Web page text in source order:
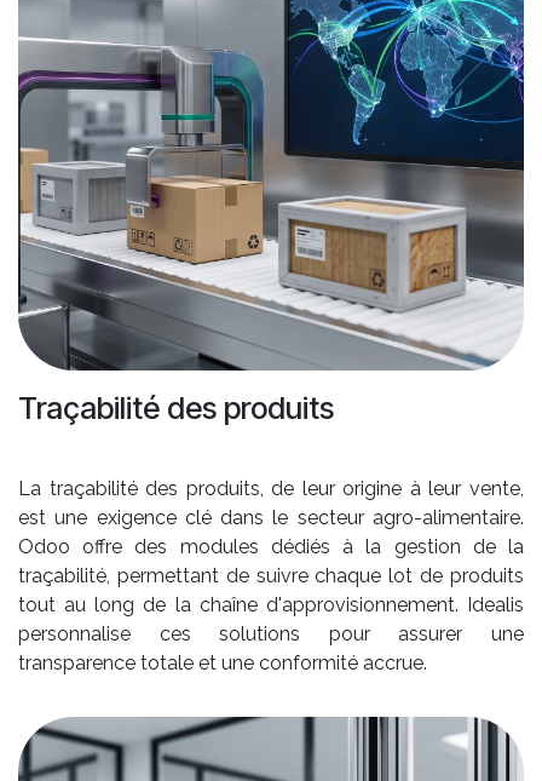
Traçabilité des produits
La traçabilité des produits, de leur origine à leur vente,
est une exigence clé dans le secteur agro-alimentaire.
Odoo offre des modules dédiés à la gestion de la
traçabilité, permettant de suivre chaque lot de produits
tout au long de la chaîne d'approvisionnement. Idealis
personnalise ces solutions pour assurer une
transparence totale et une conformité accrue.